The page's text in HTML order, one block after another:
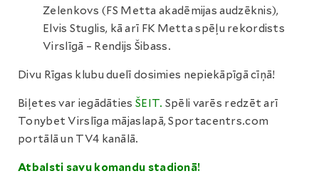
Zelenkovs (FS Metta akadēmijas audzēknis),
Elvis Stuglis, kā arī FK Metta spēļu rekordists
Virslīgā – Rendijs Šibass.
Divu Rīgas klubu duelī dosimies nepiekāpīgā cīņā!
Biļetes var iegādāties ŠEIT. Spēli varēs redzēt arī
Tonybet Virslīga mājaslapā, Sportacentrs.com
portālā un TV4 kanālā.
Atbalsti savu komandu stadionā!